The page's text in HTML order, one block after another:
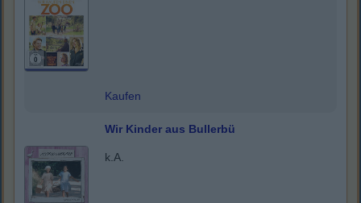
Kaufen
Wir Kinder aus Bullerbü
k.A.